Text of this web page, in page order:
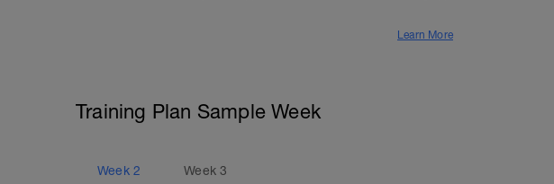
Learn More
Training Plan Sample Week
Week 2 Week3